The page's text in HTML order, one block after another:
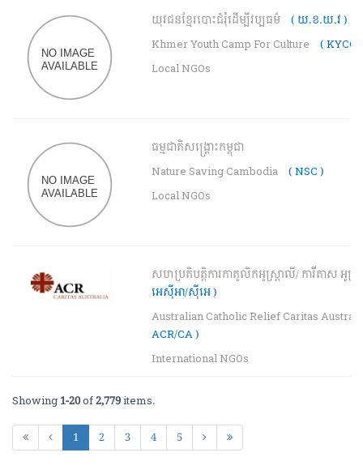
យុវជនខ្មែរបោះជំរុំដើម្បីវប្បធម៌ ( យ.ខ.យ.វ )
Khmer Youth Camp For Culture ( KYCC )
Local NGOs
ធម្មជាតិសង្រ្គោះកម្ពុជា
Nature Saving Cambodia ( NSC )
Local NGOs
សហប្រតិបត្តិការកាតូលិកអូស្រ្តាលី/ ការីតាស អូស្
អេស៊ីអា/ស៊ីអេ )
Australian Catholic Relief Caritas
ACR/CA )
International NGOs
Showing1-20of2,779items.
1
2 3 4 5